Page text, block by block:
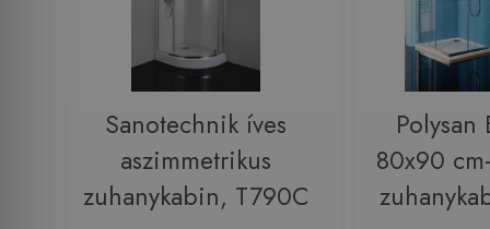
Sanotechnik íves
aszimmetrikus
zuhanykabin, T790C
Polysan
80x90